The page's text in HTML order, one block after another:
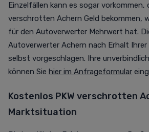
Einzelfällen kann es sogar vorkommen,
verschrotten Achern Geld bekommen,
für den Autoverwerter Mehrwert hat.
Autoverwerter Achern nach Erhalt
selbst vorgeschlagen. Ihre
können Sie hier im Anfrageformular
Kostenlos PKW verschrotten
Marktsituation